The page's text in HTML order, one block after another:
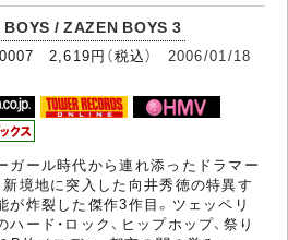
/ ZAZEN BOYS 3
2,619円（税込） 2006/01/18
ガール時代から連れ添ったドラマー
新境地に突入した向井秀徳の特異す
が炸裂した傑作3作目。ツェッペリ
ハード・ロック、ヒップホップ、祭り